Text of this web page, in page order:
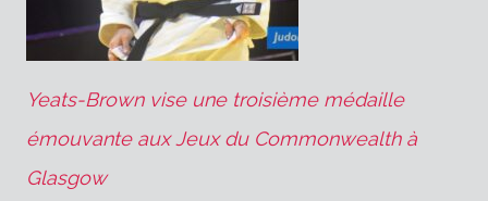
Yeats-Brown vise une troisième médaille
émouvante aux Jeux du Commonwealth à
Glasgow